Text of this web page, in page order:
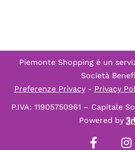
Piemonte Shopping è un
Società
Preferenze Privacy- Privacy
P.IVA: 11905750961 – Capitale
Powered by